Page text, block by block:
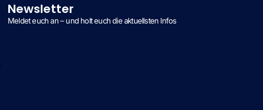
Newsletter
Meldet euch an – und holt euch die aktuellsten Infos